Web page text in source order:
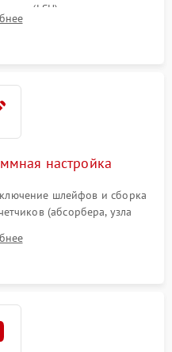
(LSU), зеркал и тракта
и бумажной пыли.
настройка
шлейфов и сборка
(абсорбера, узла
и программная
сканера.